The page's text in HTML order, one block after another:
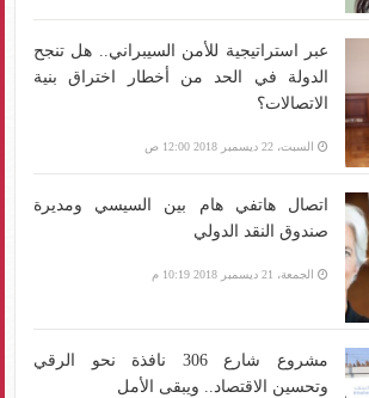
عبر استراتيجية للأمن السيبراني.. هل تنجح
الدولة في الحد من أخطار اختراق بنية
الاتصالات؟
السبت، 22 ديسمبر 2018 12:00 ص
اتصال هاتفي هام بين السيسي ومديرة
صندوق النقد الدولي
الجمعة، 21 ديسمبر 2018 10:19 م
مشروع شارع 306 نافذة نحو الرقي
وتحسين الاقتصاد.. ويبقى الأمل